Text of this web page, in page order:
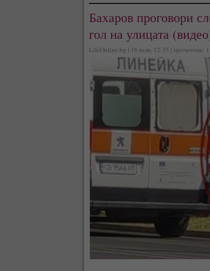
Бахаров проговори
гол на улицата
LifeOnline.bg | 16 юли, 12:35 | прочетена: